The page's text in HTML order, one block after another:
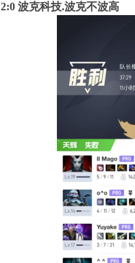
2:0 波克科技.波克不波高